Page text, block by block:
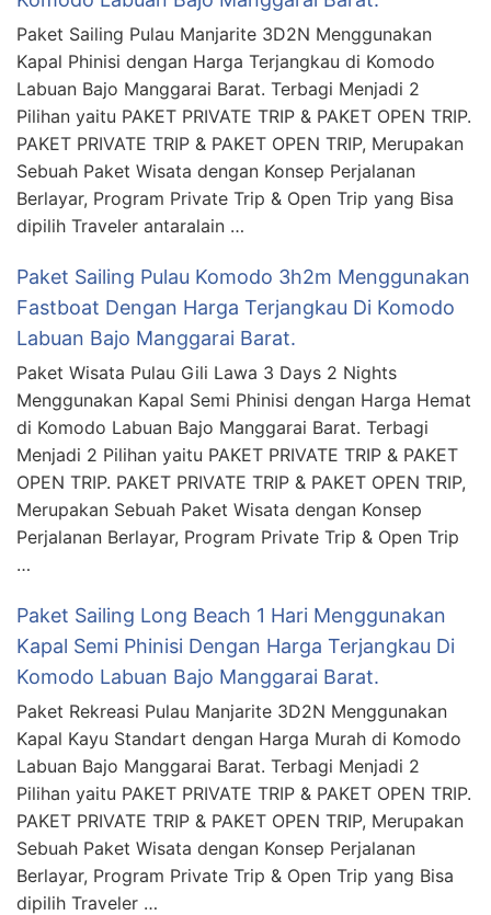
Paket Sailing Pulau Manjarite 3D2N Menggunakan
Kapal Phinisi dengan Harga Terjangkau di Komodo
Labuan Bajo Manggarai Barat. Terbagi Menjadi 2
Pilihan yaitu PAKET PRIVATE TRIP & PAKET OPEN TRIP.
PAKET PRIVATE TRIP & PAKET OPEN TRIP, Merupakan
Sebuah Paket Wisata dengan Konsep Perjalanan
Berlayar, Program Private Trip & Open Trip yang Bisa
dipilih Traveler antaralain …
Paket Sailing Pulau Komodo 3h2m Menggunakan
Fastboat Dengan Harga Terjangkau Di Komodo
Labuan Bajo Manggarai Barat.
Paket Wisata Pulau Gili Lawa 3 Days 2 Nights
Menggunakan Kapal Semi Phinisi dengan Harga Hemat
di Komodo Labuan Bajo Manggarai Barat. Terbagi
Menjadi 2 Pilihan yaitu PAKET PRIVATE TRIP & PAKET
OPEN TRIP. PAKET PRIVATE TRIP & PAKET OPEN TRIP,
Merupakan Sebuah Paket Wisata dengan Konsep
Perjalanan Berlayar, Program Private Trip & Open Trip
…
Paket Sailing Long Beach 1 Hari Menggunakan
Kapal Semi Phinisi Dengan Harga Terjangkau Di
Komodo Labuan Bajo Manggarai Barat.
Paket Rekreasi Pulau Manjarite 3D2N Menggunakan
Kapal Kayu Standart dengan Harga Murah di Komodo
Labuan Bajo Manggarai Barat. Terbagi Menjadi 2
Pilihan yaitu PAKET PRIVATE TRIP & PAKET OPEN TRIP.
PAKET PRIVATE TRIP & PAKET OPEN TRIP, Merupakan
Sebuah Paket Wisata dengan Konsep Perjalanan
Berlayar, Program Private Trip & Open Trip yang Bisa
dipilih Traveler …